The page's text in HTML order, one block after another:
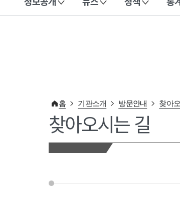
이 누리집은 대한민국 공식 전자정부 누리집입니다.
홈 기관소개 방문안내 찾아
찾아오시는 길